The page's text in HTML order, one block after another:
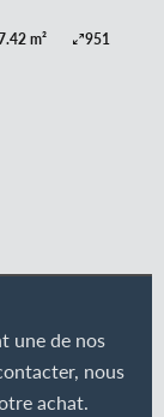
m² 951
une de nos
nous
achat.